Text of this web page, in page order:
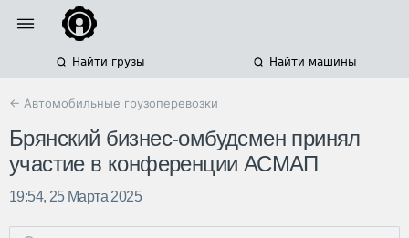
Найти грузы Найти машины
← Автомобильные грузоперевозки
Брянский бизнес-омбудсмен принял
участие в конференции АСМАП
19:54, 25 Марта 2025